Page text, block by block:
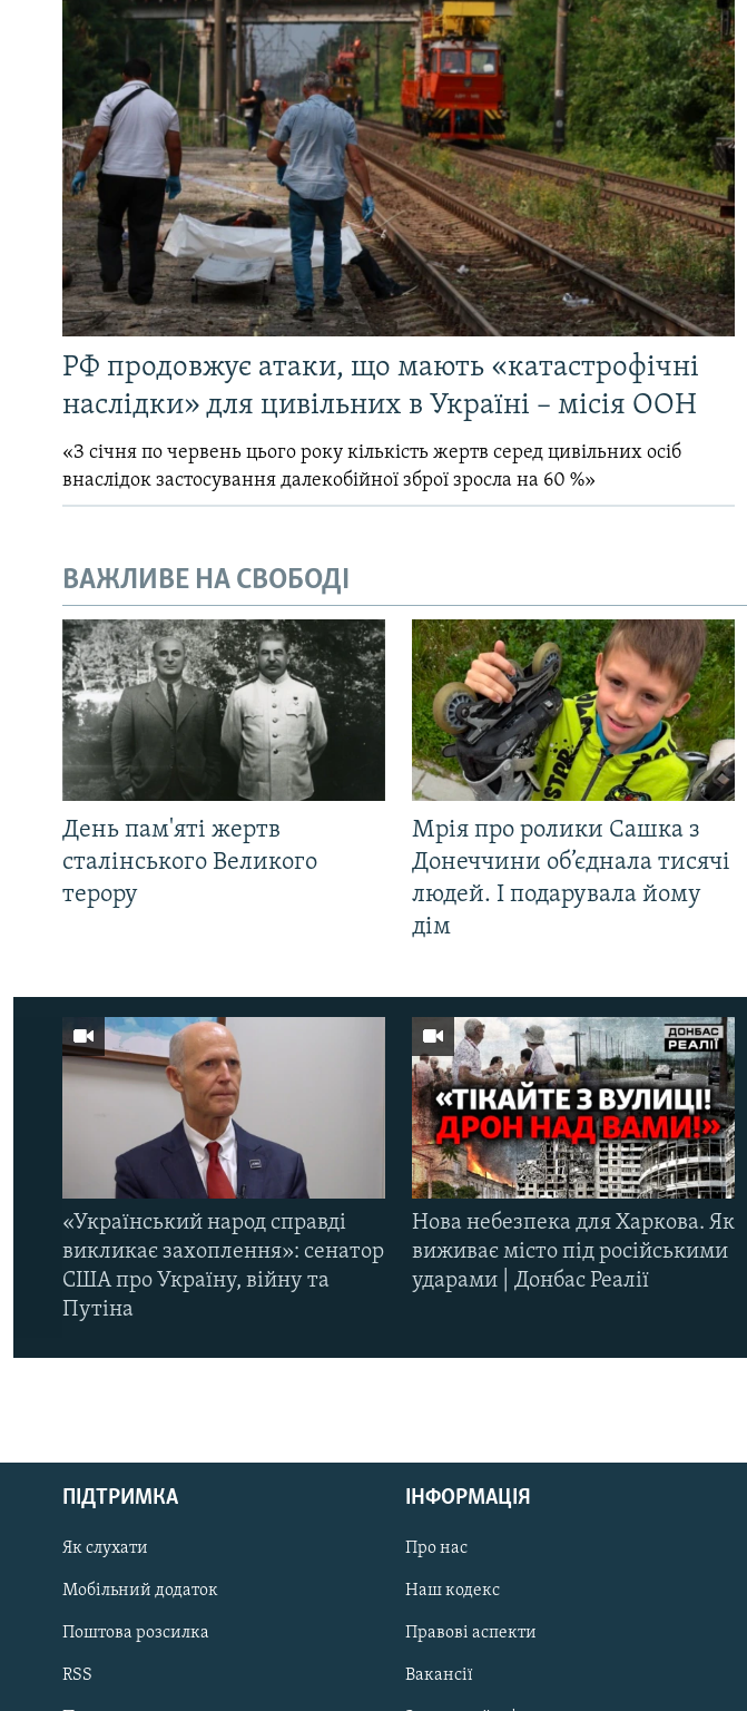
РУС
ДОЛУЧАЙСЯ!
РФ продовжує атаки, що мають «катастрофічні
наслідки» для цивільних в Україні – місія ООН
«З січня по червень цього року кількість жертв серед цивільних осіб
внаслідок застосування далекобійної зброї зросла на 60 %»
ВАЖЛИВЕ НА СВОБОДІ
День пам'яті жертв
сталінського Великого
терору
Мрія про ролики Сашка з
Донеччини об’єднала тисячі
людей. І подарувала йому
дім
«Український народ справді
викликає захоплення»: сенатор
США про Україну, війну та
Путіна
Нова небезпека для Харкова. Як
виживає місто під російськими
ударами | Донбас Реалії
ПІДТРИМКА
Як слухати
Мобільний додаток
Поштова розсилка
RSS
ІНФОРМАЦІЯ
Про нас
Наш кодекс
Правові аспекти
Вакансії